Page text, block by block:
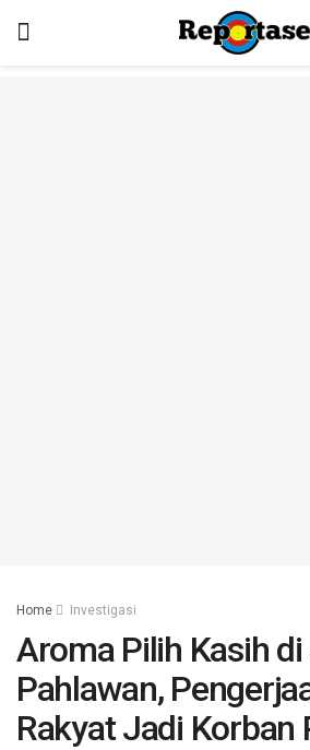
Home Investigasi
Aroma Pilih Kasih
Pahlawan,
Rakyat Jadi Korban